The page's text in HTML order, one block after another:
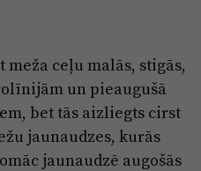
Lietošanas noteikumi
Pārredzamības paziņojumi
Sludinājumi
ceļu malās, stigās,
un pieaugušā
bet tās aizliegts cirst
jaunaudzes, kurās
jaunaudzē augošās